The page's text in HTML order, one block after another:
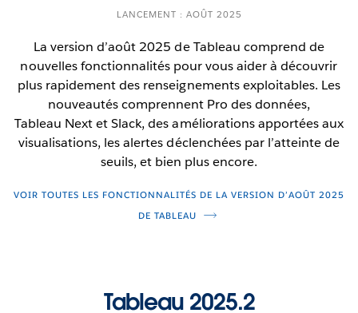
LANCEMENT : AOÛT 2025
La version d’août 2025 de Tableau comprend de
nouvelles fonctionnalités pour vous aider à découvrir
plus rapidement des renseignements exploitables. Les
nouveautés comprennent Pro des données,
Tableau Next et Slack, des améliorations apportées aux
visualisations, les alertes déclenchées par l’atteinte de
seuils, et bien plus encore.
VOIR TOUTES LES FONCTIONNALITÉS DE LA VERSION D’AOÛT 2025
DE TABLEAU
Tableau 2025.2